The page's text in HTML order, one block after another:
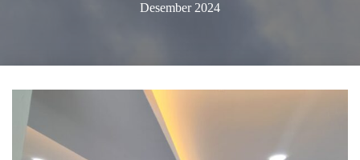
Desember 2024